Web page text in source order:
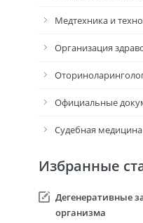
Медтехника и
Организация
Официальные
Судебная медицина
Избранные
Дегенеративные
организма